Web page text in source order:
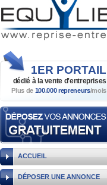
1ER PORTAIL
dédié à la vente d'entreprises
Plus de 100.000 repreneurs/mois
ACCUEIL
DÉPOSER UNE ANNONCE